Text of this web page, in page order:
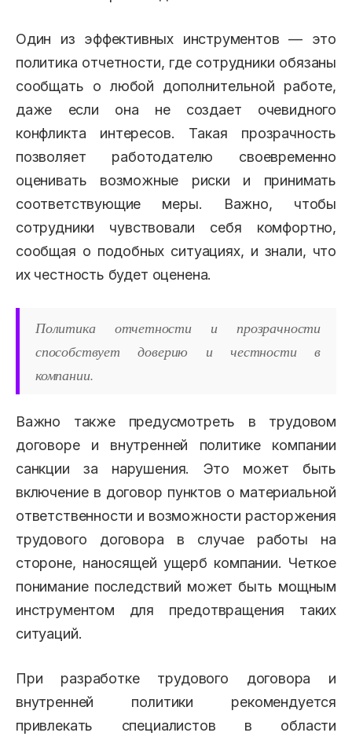
Один из эффективных инструментов — это
политика отчетности, где сотрудники обязаны
сообщать о любой дополнительной работе,
даже если она не создает очевидного
конфликта интересов. Такая прозрачность
позволяет работодателю своевременно
оценивать возможные риски и принимать
соответствующие меры. Важно, чтобы
сотрудники чувствовали себя комфортно,
сообщая о подобных ситуациях, и знали, что
их честность будет оценена.
Политика отчетности и прозрачности
способствует доверию и честности в
компании.
Важно также предусмотреть в трудовом
договоре и внутренней политике компании
санкции за нарушения. Это может быть
включение в договор пунктов о материальной
ответственности и возможности расторжения
трудового договора в случае работы на
стороне, наносящей ущерб компании. Четкое
понимание последствий может быть мощным
инструментом для предотвращения таких
ситуаций.
При разработке трудового договора и
внутренней политики рекомендуется
привлекать специалистов в области